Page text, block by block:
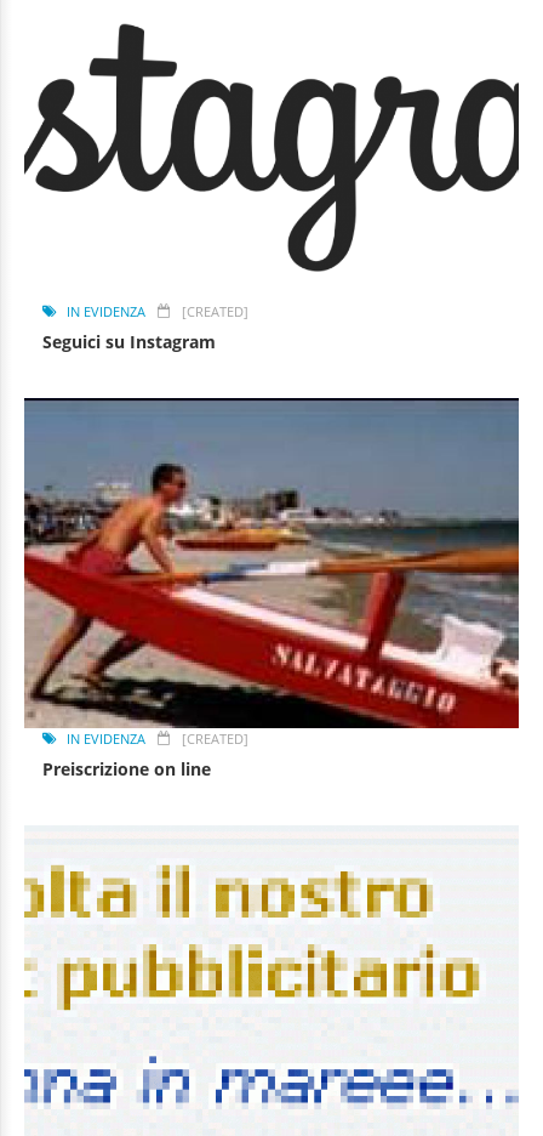
IN EVIDENZA [CREATED]
Seguici su Instagram
IN EVIDENZA [CREATED]
Preiscrizione on line